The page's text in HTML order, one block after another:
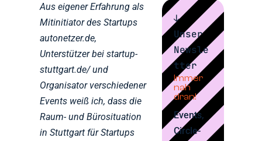
Aus eigener Erfahrung als
Mitinitiator des Startups
autonetzer.de,
Unterstützer bei startup-
stuttgart.de/ und
Organisator verschiedener
Events weiß ich, dass die
Raum- und Bürosituation
in Stuttgart für Startups
↓
Unser
Newsle
tter
Immer
nah
dran!
Events,
Circle-